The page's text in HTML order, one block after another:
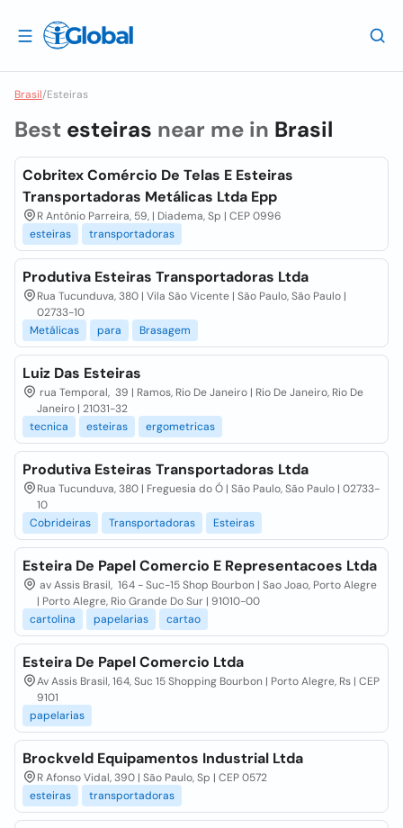
Brasil/Esteiras
Best esteiras near me in Brasil
Cobritex Comércio De Telas E Esteiras
Transportadoras Metálicas Ltda Epp
R Antônio Parreira, 59, | Diadema, Sp | CEP 0996
esteiras
transportadoras
Produtiva Esteiras Transportadoras Ltda
Rua Tucunduva, 380 | Vila São Vicente | São Paulo, São Paulo |
02733-10
Metálicas
para Brasagem
Luiz Das Esteiras
rua Temporal, 39 | Ramos, Rio De Janeiro | Rio De Janeiro, Rio De
Janeiro | 21031-32
tecnica
esteiras ergometricas
Produtiva Esteiras Transportadoras Ltda
Rua Tucunduva, 380 | Freguesia do Ó | São Paulo, São Paulo | 02733-
10
Cobrideiras
Transportadoras Esteiras
Esteira De Papel Comercio E Representacoes Ltda
av Assis Brasil, 164 - Suc-15 Shop Bourbon | Sao Joao, Porto Alegre
| Porto Alegre, Rio Grande Do Sur | 91010-00
cartolina
papelarias cartao
Esteira De Papel Comercio Ltda
Av Assis Brasil, 164, Suc 15 Shopping Bourbon | Porto Alegre, Rs | CEP
9101
papelarias
Brockveld Equipamentos Industrial Ltda
R Afonso Vidal, 390 | São Paulo, Sp | CEP 0572
esteiras
transportadoras